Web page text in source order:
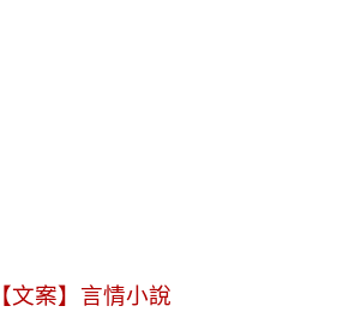
【文案】言情小說